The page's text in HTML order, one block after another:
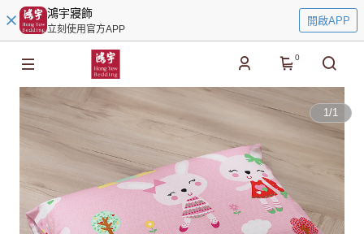
鴻宇寢飾
立刻使用官方APP
開啟APP
0
1/1